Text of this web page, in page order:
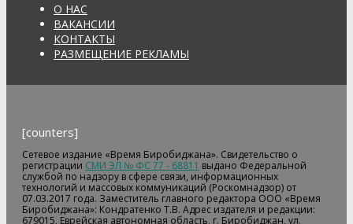
О НАС
ВАКАНСИИ
КОНТАКТЫ
РАЗМЕЩЕНИЕ РЕКЛАМЫ
[counters]
Сетевое издание «Время Биробиджана». Свидетельство о
регистрации СМИ ЭЛ № ФС 77 - 68811 выдано Федеральной
службой по надзору в сфере связи, информационных
технологий и массовых коммуникаций (Роскомнадзор) от
07.03.2017 года. Заместитель главного редактора ООО «Время
Биробиджана»: Кондратенко Т.В. Адрес издателя и редакции:
679015, Еврейская автономная область, г. Биробиджан, ул.